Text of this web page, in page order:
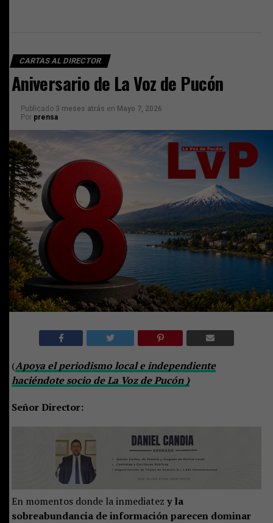
CARTAS AL DIRECTOR
Aniversario de La Voz de Pucón
Publicado 3 meses atrás en Mayo 7, 2026
Por prensa
(Apoya el periodismo local e independiente
haciéndote socio de La Voz de Pucón )
Señor Director:
En momentos donde la inmediatez y la
sobreabundancia de información parecen dominar